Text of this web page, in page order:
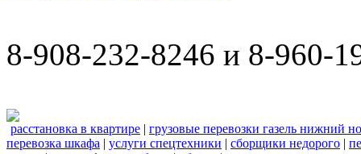
8-908-232-8246 и 8-960-
расстановка в квартире | грузовые перевозки газель нижний
перевозка шкафа | услуги спецтехники | сборщики недорого |